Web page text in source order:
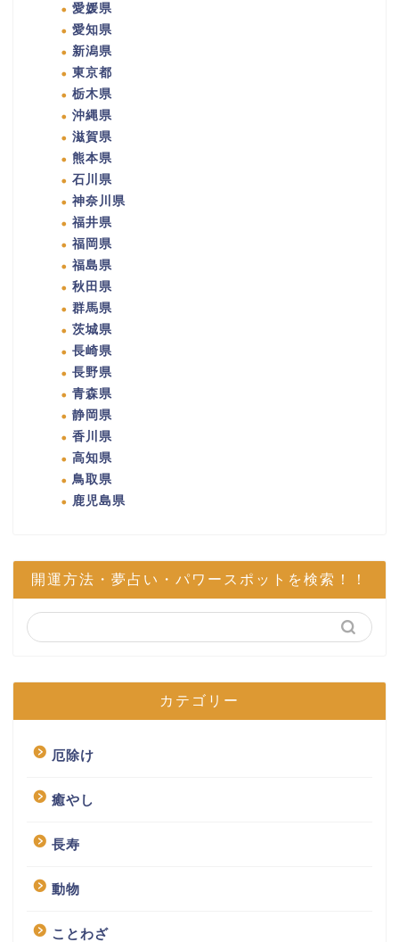
愛媛県
愛知県
新潟県
東京都
栃木県
沖縄県
滋賀県
熊本県
石川県
神奈川県
福井県
福岡県
福島県
秋田県
群馬県
茨城県
長崎県
長野県
青森県
静岡県
香川県
高知県
鳥取県
鹿児島県
開運方法・夢占い・パワースポットを検索！！
カテゴリー
厄除け
癒やし
長寿
動物
ことわざ